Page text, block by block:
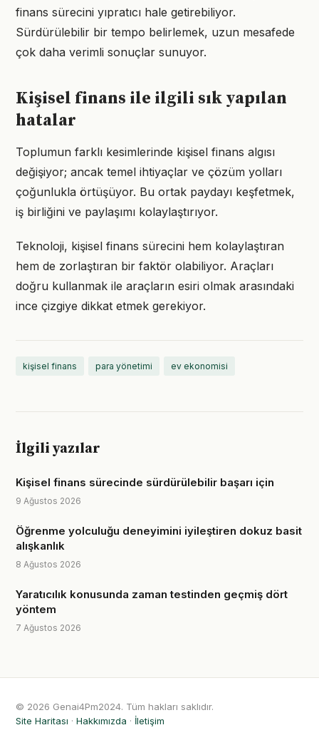
finans sürecini yıpratıcı hale getirebiliyor.
Sürdürülebilir bir tempo belirlemek, uzun mesafede
çok daha verimli sonuçlar sunuyor.
Kişisel finans ile ilgili sık yapılan
hatalar
Toplumun farklı kesimlerinde kişisel finans algısı
değişiyor; ancak temel ihtiyaçlar ve çözüm yolları
çoğunlukla örtüşüyor. Bu ortak paydayı keşfetmek,
iş birliğini ve paylaşımı kolaylaştırıyor.
Teknoloji, kişisel finans sürecini hem kolaylaştıran
hem de zorlaştıran bir faktör olabiliyor. Araçları
doğru kullanmak ile araçların esiri olmak arasındaki
ince çizgiye dikkat etmek gerekiyor.
kişisel finans para yönetimi ev ekonomisi
İlgili yazılar
Kişisel finans sürecinde sürdürülebilir başarı için
9 Ağustos 2026
Öğrenme yolculuğu deneyimini iyileştiren dokuz basit
alışkanlık
8 Ağustos 2026
Yaratıcılık konusunda zaman testinden geçmiş dört
yöntem
7 Ağustos 2026
© 2026 Genai4Pm2024. Tüm hakları saklıdır.
Site Haritası · Hakkımızda · İletişim